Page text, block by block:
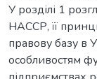
У розділі 1
НАССР, її
правову базу в
особливостям